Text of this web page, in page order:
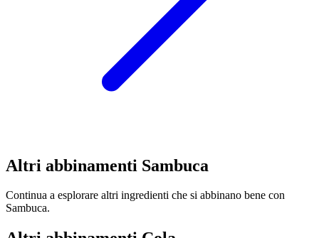
Altri abbinamenti Sambuca
Continua a esplorare altri ingredienti che si abbinano bene con
Sambuca.